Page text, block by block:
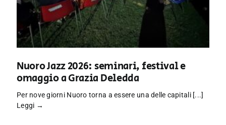
Nuoro Jazz 2026: seminari, festival e
omaggio a Grazia Deledda
Per nove giorni Nuoro torna a essere una delle capitali [...]
Leggi →